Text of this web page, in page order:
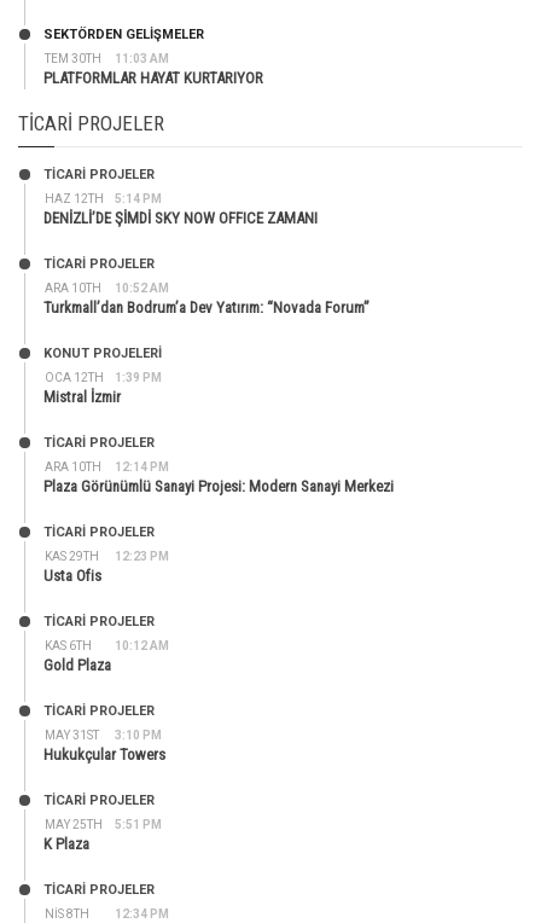
TEM 30TH 11:03 AM
SEKTÖRDEN GELIŞMELER
PLATFORMLAR HAYAT KURTARIYOR
TICARI PROJELER
HAZ 12TH 5:14 PM
TİCARİ PROJELER
DENİZLİ’DE ŞİMDİ SKY NOW OFFICE ZAMANI
ARA 10TH 10:52 AM
TİCARİ PROJELER
Turkmall’dan Bodrum’a Dev Yatırım: “Novada Forum”
OCA 12TH 1:39 PM
KONUT PROJELERI
Mistral İzmir
ARA 10TH 12:14 PM
TİCARİ PROJELER
Plaza Görünümlü Sanayi Projesi: Modern Sanayi Merkezi
KAS 29TH 12:23 PM
TİCARİ PROJELER
Usta Ofis
KAS 6TH 10:12 AM
TİCARİ PROJELER
Gold Plaza
MAY 31ST 3:10 PM
TİCARİ PROJELER
Hukukçular Towers
MAY 25TH 5:51 PM
TİCARİ PROJELER
K Plaza
NIS 8TH 12:34 PM
TİCARİ PROJELER